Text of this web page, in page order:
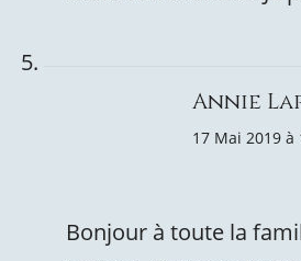
Annie
17 Mai 2019 à
Bonjour à toute la